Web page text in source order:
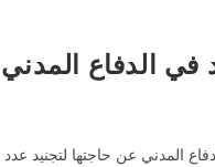
المدني عن حاجتها